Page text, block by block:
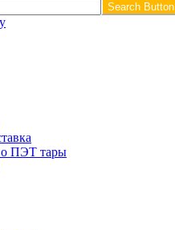
Search Button
ПЭТ тары